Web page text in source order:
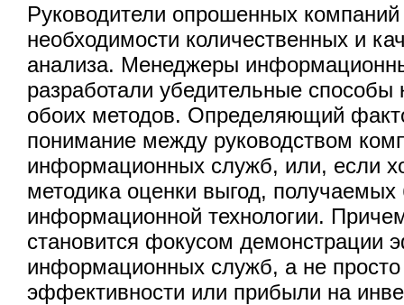
Руководители опрошенных
необходимости количественных и
анализа. Менеджеры
разработали убедительные способы
обоих методов. Определяющий
понимание между руководством
информационных служб, или, если
методика оценки выгод, получаемых
информационной технологии.
становится фокусом демонстрации
информационных служб, а не просто
эффективности или прибыли на